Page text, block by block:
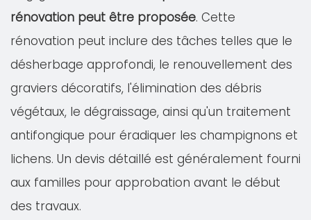
rénovation peut être proposée. Cette
rénovation peut inclure des tâches telles que le
désherbage approfondi, le renouvellement des
graviers décoratifs, l'élimination des débris
végétaux, le dégraissage, ainsi qu'un traitement
antifongique pour éradiquer les champignons et
lichens. Un devis détaillé est généralement fourni
aux familles pour approbation avant le début
des travaux.